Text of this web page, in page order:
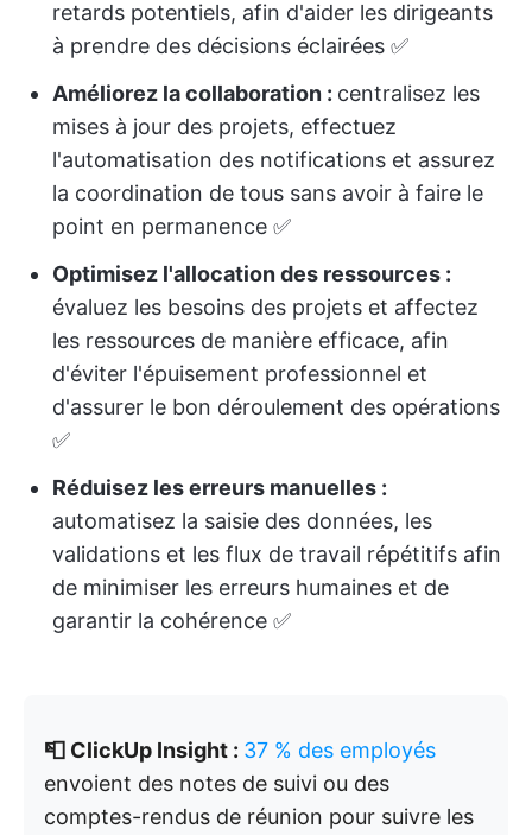
retards potentiels, afin d'aider les dirigeants
à prendre des décisions éclairées ✅
Améliorez la collaboration : centralisez les
mises à jour des projets, effectuez
l'automatisation des notifications et assurez
la coordination de tous sans avoir à faire le
point en permanence ✅
Optimisez l'allocation des ressources :
évaluez les besoins des projets et affectez
les ressources de manière efficace, afin
d'éviter l'épuisement professionnel et
d'assurer le bon déroulement des opérations
✅
Réduisez les erreurs manuelles :
automatisez la saisie des données, les
validations et les flux de travail répétitifs afin
de minimiser les erreurs humaines et de
garantir la cohérence ✅
📮 ClickUp Insight : 37 % des employés
envoient des notes de suivi ou des
comptes-rendus de réunion pour suivre les